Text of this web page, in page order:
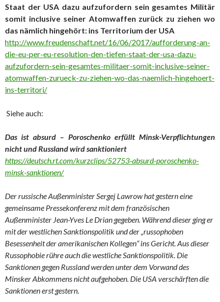
Staat der USA dazu aufzufordern sein gesamtes Militär
somit inclusive seiner Atomwaffen zurück zu ziehen wo
das nämlich hingehört: ins Territorium der USA
http://www.freudenschaft.net/16/06/2017/aufforderung-an-
die-eu-per-eu-resolution-den-tiefen-staat-der-usa-dazu-
aufzufordern-sein-gesamtes-militaer-somit-inclusive-seiner-
atomwaffen-zurueck-zu-ziehen-wo-das-naemlich-hingehoert-
ins-territori/
Siehe auch:
Das ist absurd – Poroschenko erfüllt Minsk-Verpflichtungen
nicht und Russland wird sanktioniert
https://deutsch.rt.com/kurzclips/52753-absurd-poroschenko-
minsk-sanktionen/
Der russische Außenminister Sergej Lawrow hat gestern eine
gemeinsame Pressekonferenz mit dem französischen
Außenminister Jean-Yves Le Drian gegeben. Während dieser ging er
mit der westlichen Sanktionspolitik und der „russophoben
Besessenheit der amerikanischen Kollegen“ ins Gericht. Aus dieser
Russophobie rühre auch die westliche Sanktionspolitik. Die
Sanktionen gegen Russland werden unter dem Vorwand des
Minsker Abkommens nicht aufgehoben. Die USA verschärften die
Sanktionen erst gestern.